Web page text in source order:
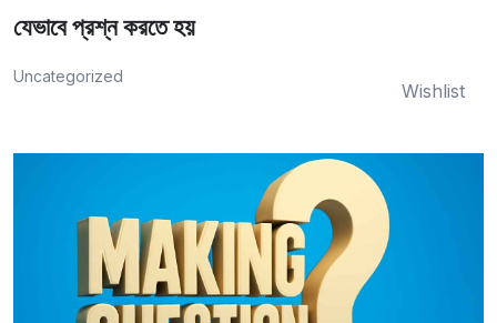
যেভাবে প্রশ্ন করতে হয়
Uncategorized
Wishlist